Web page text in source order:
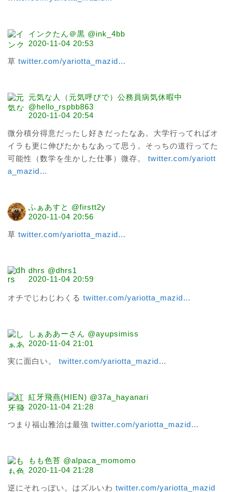
インクたん＠黒 @ink_4bb
2020-11-04 20:53
草 twitter.com/yariotta_mazid…
元気な人（元気呼びで）公務員病気休暇中
@hello_rspbb863
2020-11-04 20:54
微分積分得意だったし好きだったなあ。大学行ってればオ
イラも更に伸びたかもなあって思う。そっちの道行ってた
可能性（数学を生かした仕事）微存。 twitter.com/yariott
a_mazid…
ふぁあすと @firstt2y
2020-11-04 20:56
草 twitter.com/yariotta_mazid…
dhrs @dhrs1
2020-11-04 20:59
オチでじわじわくる twitter.com/yariotta_mazid…
しぁああーさん @ayupsimiss
2020-11-04 21:01
実に面白い。 twitter.com/yariotta_mazid…
紅牙飛燕(HIEN) @37a_hayanari
2020-11-04 21:28
つまり福山雅治は最強 twitter.com/yariotta_mazid…
もも色苔 @alpaca_momomo
2020-11-04 21:28
逆にそれっぽい。はズルいわ twitter.com/yariotta_mazid